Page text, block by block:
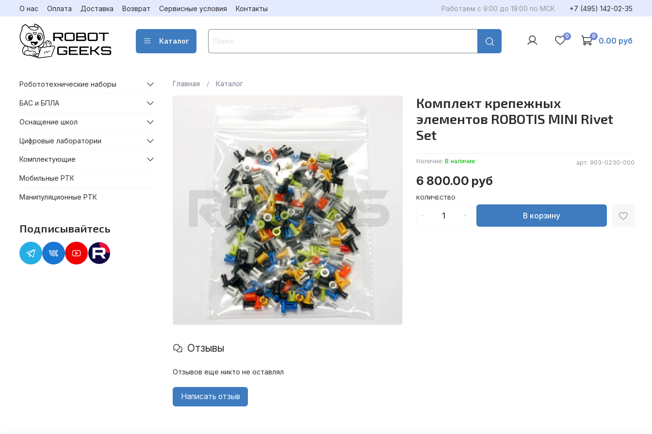
О нас Оплата Доставка Возврат Сервисные условия Контакты Работаем с 9:00 до 19:00 по МСК +7 (495) 142-02-35
Каталог
0 0 0.00 руб
Главная Каталог
арт. 903-0230-000
Наличие: В наличии
Комплект крепежных
элементов ROBOTIS MINI Rivet
Set
6 800.00 руб
КОЛИЧЕСТВО
В корзину
Отзывы
Отзывов еще никто не оставлял
Написать отзыв
Робототехнические наборы
БАС и БПЛА
Оснащение школ
Цифровые лаборатории
Комплектующие
Мобильные РТК
Манипуляционные РТК
Подписывайтесь